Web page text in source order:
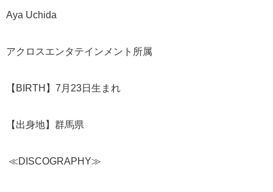
Aya Uchida
アクロスエンタテインメント所属
【BIRTH】7月23日生まれ
【出身地】群馬県
≪DISCOGRAPHY≫